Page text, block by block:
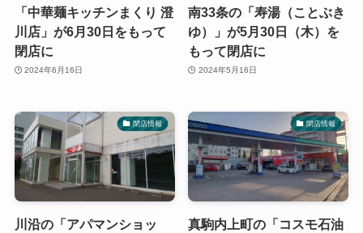
「中華麺キッチンまくり 澄
川店」が6月30日をもって
閉店に
2024年6月16日
南33条の「寿湯（ことぶき
ゆ）」が5月30日（木）を
もって閉店に
2024年5月16日
閉店情報
川沿の「アパマンショッ
閉店情報
真駒内上町の「コスモ石油